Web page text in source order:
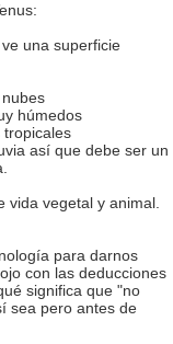
una superficie
húmedos
tropicales
así que debe ser un
vida vegetal y animal.
para darnos
con las deducciones
significa que "no
sea pero antes de